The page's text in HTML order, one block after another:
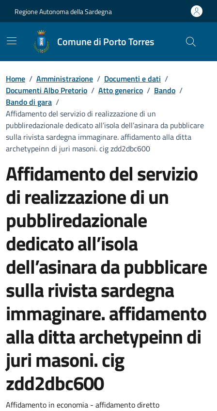
Regione Autonoma della Sardegna
Comune di Porto Torres
Home / Amministrazione / Documenti e dati /
Documenti Albo Pretorio / Atto generico / Bando /
Bando di gara /
Affidamento del servizio di realizzazione di un
pubbliredazionale dedicato all’isola dell’asinara da pubblicare
sulla rivista sardegna immaginare. affidamento alla ditta
archetypeinn di juri masoni. cig zdd2dbc600
Affidamento del servizio
di realizzazione di un
pubbliredazionale
dedicato all’isola
dell’asinara da pubblicare
sulla rivista sardegna
immaginare. affidamento
alla ditta archetypeinn di
juri masoni. cig
zdd2dbc600
Dettaglio del documento
Affidamento in economia - affidamento diretto